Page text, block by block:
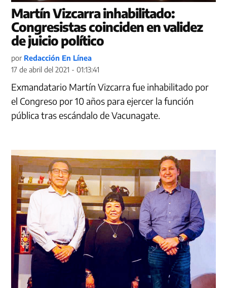
Martín Vizcarra inhabilitado:
Congresistas coinciden en validez
de juicio político
por Redacción En Línea
17 de abril del 2021 - 01:13:41
Exmandatario Martín Vizcarra fue inhabilitado por
el Congreso por 10 años para ejercer la función
pública tras escándalo de Vacunagate.